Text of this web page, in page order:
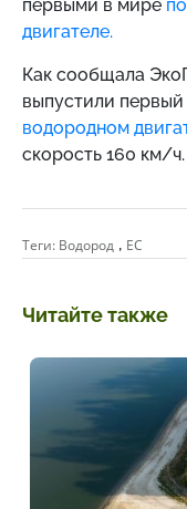
первыми в мире
двигателе.
Как сообщала
выпустили
водородном
скорость 160 км/ч.
Теги: Водород , ЕС
Читайте также